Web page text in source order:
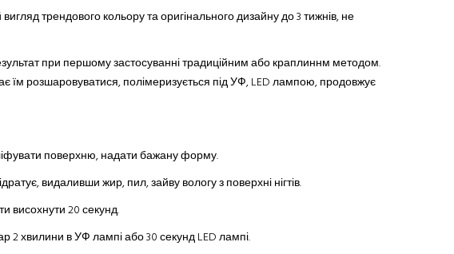
вигляд трендового кольору та оригінального дизайну до 3 тижнів, не
при першому застосуванні традиційнимабо краплиннм методом.
їм розшаровуватися, полімеризується під УФ, LED лампою, продовжує
поверхню, надати бажану форму.
видаливши жир, пил, зайву вологу з поверхні нігтів.
висохнути 20 секунд.
2 хвилини в УФ лампі або 30 секунд LED лампі.